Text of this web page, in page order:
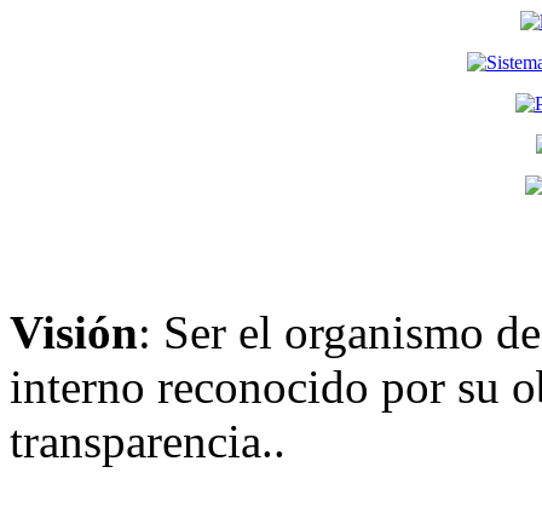
Visión: Ser el organismo
interno reconocido por su
transparencia..